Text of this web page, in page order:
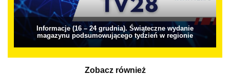
Informacje (16 – 24 grudnia). Świąteczne wydanie
magazynu podsumowującego tydzień w regionie
Zobacz również